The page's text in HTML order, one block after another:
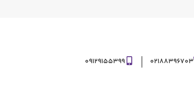
02188396703
09129155399